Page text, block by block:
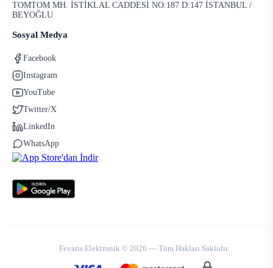
TOMTOM MH. İSTİKLAL CADDESİ NO:187 D:147 İSTANBUL /
BEYOĞLU
Sosyal Medya
Facebook
Instagram
YouTube
Twitter/X
LinkedIn
WhatsApp
Fevaris Elektronik © 2026 — Tüm Hakları Saklıdır.